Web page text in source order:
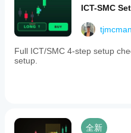
ICT-SMC
Full ICT/SMC 4-step setup
setup.
全新